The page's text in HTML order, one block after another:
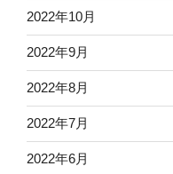
2022年10月
2022年9月
2022年8月
2022年7月
2022年6月